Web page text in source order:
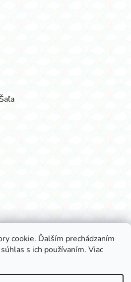
cookie. Ďalším prechádzaním
s ich používaním. Viac